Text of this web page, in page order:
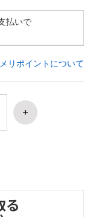
払いで
リポイントについて
る